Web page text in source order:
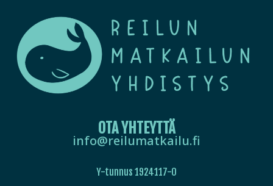
OTA YHTEYTTÄ
info@reilumatkailu.fi
Y-tunnus 1924117-0